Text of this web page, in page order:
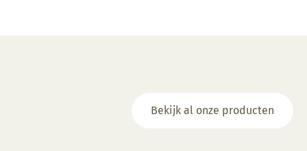
Bekijk al onze producten